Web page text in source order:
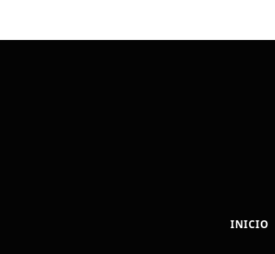
INICIO